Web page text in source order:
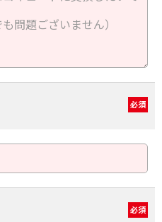
必須
必須